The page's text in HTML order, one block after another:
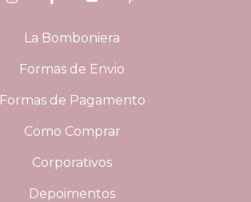
La Bomboniera
Formas de Envio
Formas de Pagamento
Como Comprar
Corporativos
Depoimentos